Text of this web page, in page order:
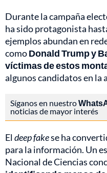
Durante la campaña
ha sido protagonista
ejemplos abundan en
comoDonald Trump y
víctimas de estos
algunos candidatos en la
Síganos en nuestro
noticias de mayor interés
Eldeep fakese ha
para la información. Un
Nacional de Ciencias